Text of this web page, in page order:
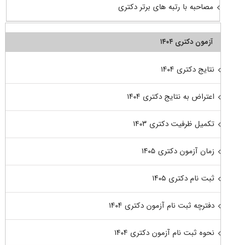
مصاحبه با رتبه های برتر دکتری
آزمون دکتری ۱۴۰۴
نتایج دکتری ۱۴۰۴
اعتراض به نتایج دکتری ۱۴۰۴
تکمیل ظرفیت دکتری ۱۴۰۳
زمان آزمون دکتری ۱۴۰۵
ثبت نام دکتری ۱۴۰۵
دفترچه ثبت نام آزمون دکتری ۱۴۰۴
نحوه ثبت نام آزمون دکتری ۱۴۰۴